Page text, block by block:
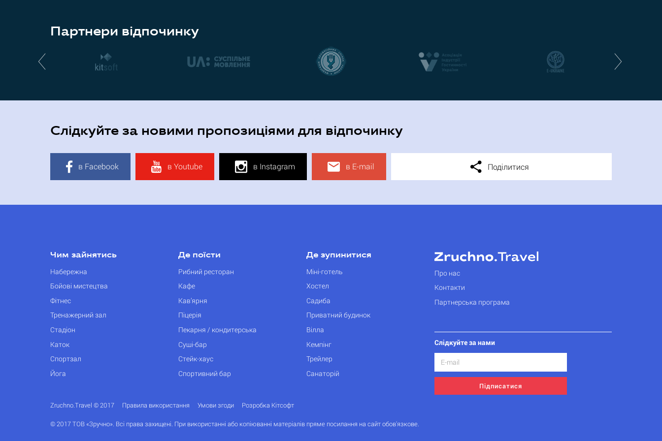
Партнери відпочинку
Слідкуйте за новими пропозиціями для відпочинку
в Facebook в Youtube в Instagram в E-mail Поділитися
Чим зайнятись
Набережна
Бойові мистецтва
Фітнес
Тренажерний зал
Стадіон
Каток
Спортзал
Йога
Де поїсти
Рибний ресторан
Кафе
Кав’ярня
Піцерія
Пекарня / кондитерська
Суші-бар
Стейк-хаус
Спортивний бар
Де зупинитися
Міні-готель
Хостел
Садиба
Приватний будинок
Вілла
Кемпінг
Трейлер
Санаторій
Про нас
Контакти
Партнерська програма
Слідкуйте за нами
Підписатися
Zruchno.Travel © 2017 Правила використання Умови згоди Розробка Кітсофт
© 2017 ТОВ «Зручно». Всі права захищені. При використанні або копіюванні матеріалів пряме посилання на сайт обов'язкове.